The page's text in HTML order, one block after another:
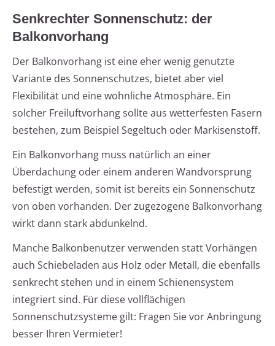
Senkrechter Sonnenschutz: der
Balkonvorhang
Der Balkonvorhang ist eine eher wenig genutzte
Variante des Sonnenschutzes, bietet aber viel
Flexibilität und eine wohnliche Atmosphäre. Ein
solcher Freiluftvorhang sollte aus wetterfesten Fasern
bestehen, zum Beispiel Segeltuch oder Markisenstoff.
Ein Balkonvorhang muss natürlich an einer
Überdachung oder einem anderen Wandvorsprung
befestigt werden, somit ist bereits ein Sonnenschutz
von oben vorhanden. Der zugezogene Balkonvorhang
wirkt dann stark abdunkelnd.
Manche Balkonbenutzer verwenden statt Vorhängen
auch Schiebeladen aus Holz oder Metall, die ebenfalls
senkrecht stehen und in einem Schienensystem
integriert sind. Für diese vollflächigen
Sonnenschutzsysteme gilt: Fragen Sie vor Anbringung
besser Ihren Vermieter!